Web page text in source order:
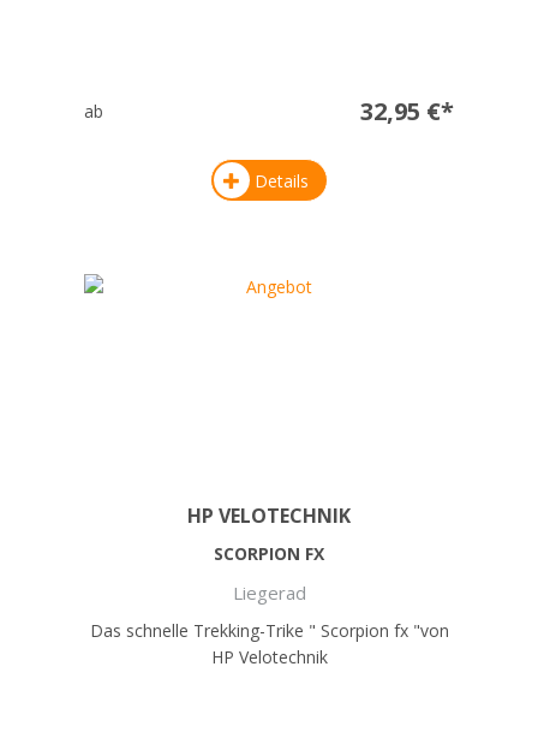
ab 32,95 €*
Details
HP VELOTECHNIK
SCORPION FX
Liegerad
Das schnelle Trekking-Trike " Scorpion fx "von
HP Velotechnik